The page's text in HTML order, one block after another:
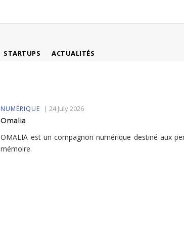
STARTUPS ACTUALITÉS
NUMÉRIQUE |24 July 2026
Omalia
OMALIA est un compagnon numérique destiné aux
mémoire.